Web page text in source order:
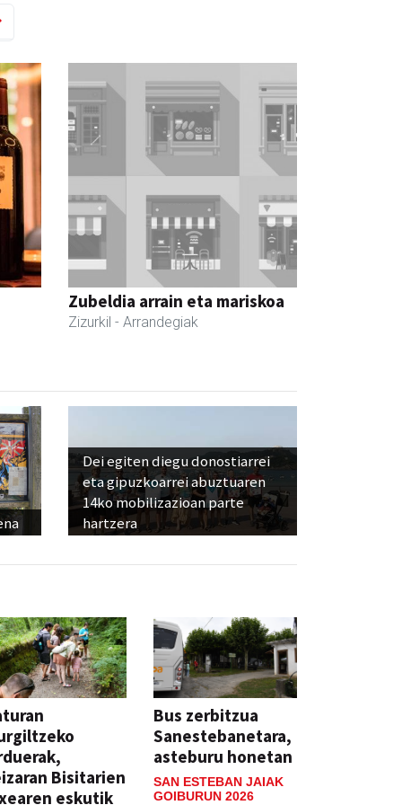
Zubeldia arrain eta mariskoa
Zizurkil - Arrandegiak
Dei egiten diegu donostiarrei
eta gipuzkoarrei abuztuaren
14ko mobilizazioan parte
hartzera
Bisitarien
eskutik
Bus zerbitzua
Sanestebanetara,
asteburu honetan
SAN ESTEBAN JAIAK
GOIBURUN 2026